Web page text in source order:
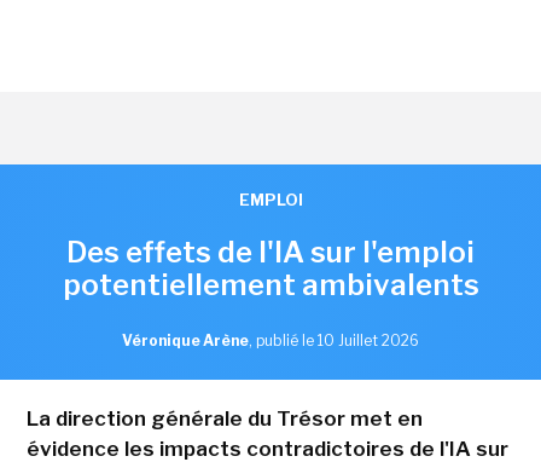
EMPLOI
Des effets de l'IA sur l'emploi
potentiellement ambivalents
Véronique Arène, publié le 10 Juillet 2026
La direction générale du Trésor met en
évidence les impacts contradictoires de l'IA sur